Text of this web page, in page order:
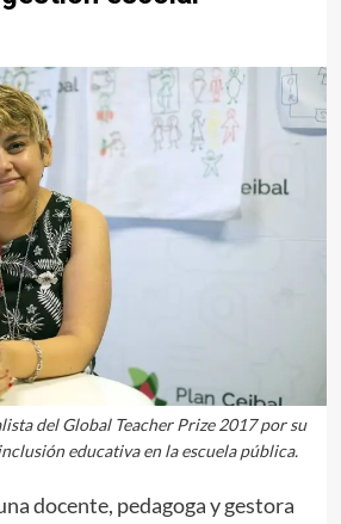
del Global Teacher Prize 2017 por su
educativa en la escuela pública.
docente, pedagoga y gestora